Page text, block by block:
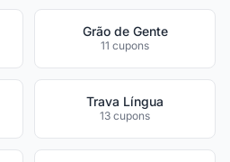
Grão de Gente
11 cupons
Trava Língua
13 cupons